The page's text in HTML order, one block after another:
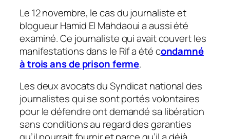
Le 12 novembre, le cas du journaliste et
blogueur Hamid El Mahdaoui a aussi été
examiné. Ce journaliste qui avait couvert les
manifestations dans le Rif a été condamné
à trois ans de prison ferme.
Les deux avocats du Syndicat national des
journalistes qui se sont portés volontaires
pour le défendre ont demandé sa libération
sans conditions au regard des garanties